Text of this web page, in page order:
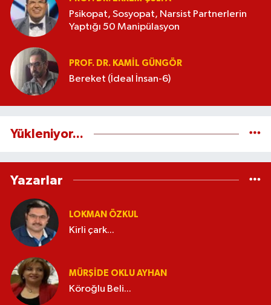
Psikopat, Sosyopat, Narsist Partnerlerin
Yaptığı 50 Manipülasyon
PROF. DR. KAMIL GÜNGÖR
Bereket (İdeal İnsan-6)
Yükleniyor...
Yazarlar
LOKMAN ÖZKUL
Kirli çark...
MÜRŞIDE OKLU AYHAN
Köroğlu Beli...